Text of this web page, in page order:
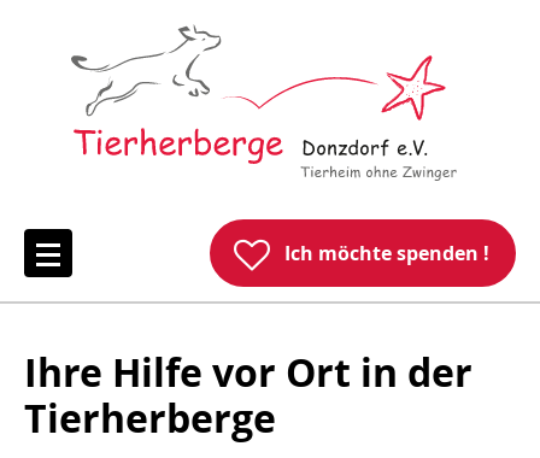
Ich möchte spenden !
Ihre Hilfe vor Ort in der
Tierherberge